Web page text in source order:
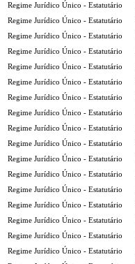
Regime Jurídico Único - Estatutário
Regime Jurídico Único - Estatutário
Regime Jurídico Único - Estatutário
Regime Jurídico Único - Estatutário
Regime Jurídico Único - Estatutário
Regime Jurídico Único - Estatutário
Regime Jurídico Único - Estatutário
Regime Jurídico Único - Estatutário
Regime Jurídico Único - Estatutário
Regime Jurídico Único - Estatutário
Regime Jurídico Único - Estatutário
Regime Jurídico Único - Estatutário
Regime Jurídico Único - Estatutário
Regime Jurídico Único - Estatutário
Regime Jurídico Único - Estatutário
Regime Jurídico Único - Estatutário
Regime Jurídico Único - Estatutário